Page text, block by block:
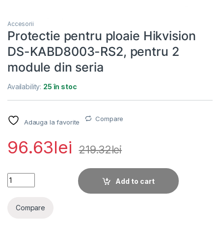
Accesorii
Protectie pentru ploaie Hikvision
DS-KABD8003-RS2, pentru 2
module din seria
Availability: 25 în stoc
Adauga la favorite Compare
96.63lei 219.32lei
Protectie pentru ploaie Hikvision DS-KABD8003-RS2,
Add to cart
Compare